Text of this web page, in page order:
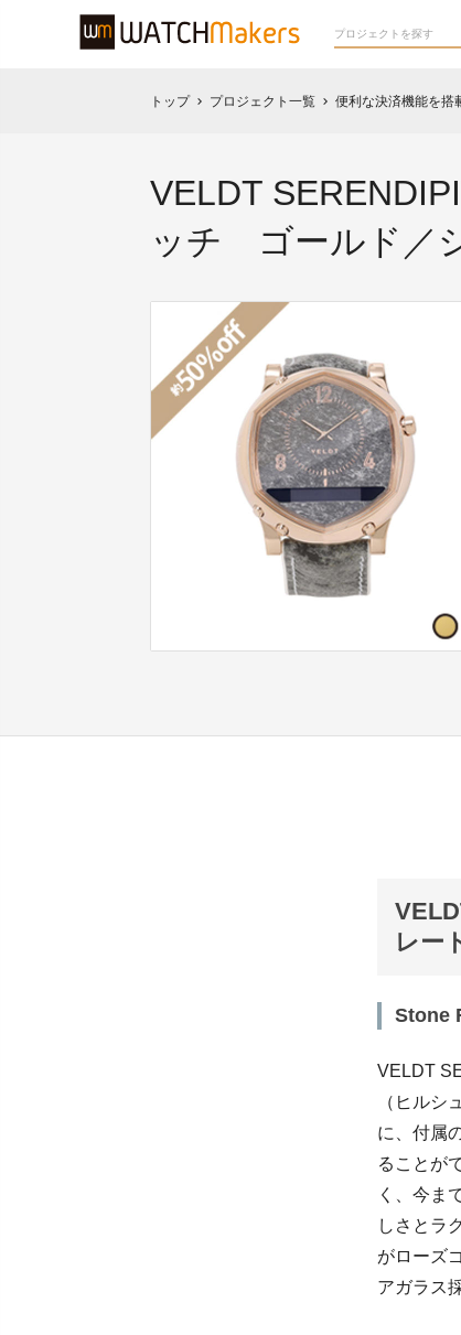
トップ chevron_right プロジェクト一覧 chevron_right 便利な決済機能を搭
VELDT
ッチ ゴールド／
レー
Stone
VELDT
（ヒルシ
に、付属
ることが
く、今ま
しさとラ
がローズ
アガラス